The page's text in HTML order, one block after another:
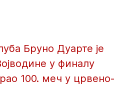
Бруно Дуарте је
у финалу
100. меч у црвено-